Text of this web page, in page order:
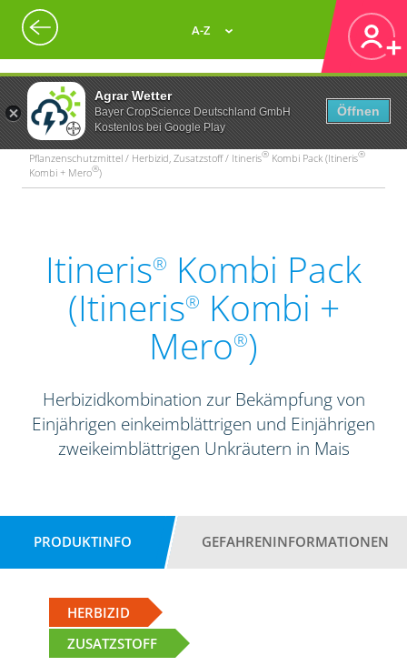
Agrar Wetter
Bayer CropScience Deutschland GmbH
Kostenlos bei Google Play
Öffnen
A-Z
Pflanzenschutzmittel / Herbizid, Zusatzstoff / Itineris® Kombi Pack (Itineris®
Kombi + Mero®)
Itineris® Kombi Pack
(Itineris® Kombi +
Mero®)
Herbizidkombination zur Bekämpfung von
Einjährigen einkeimblättrigen und Einjährigen
zweikeimblättrigen Unkräutern in Mais
PRODUKTINFO GEFAHRENINFORMATIONEN
HERBIZID
ZUSATZSTOFF